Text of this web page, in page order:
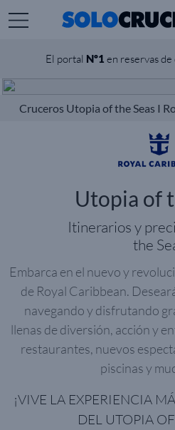
El portal Nº1 en reservas
Cruceros Utopia of the Seas I
Utopia of
Itinerarios y
the
Embarca en el nuevo y
de Royal Caribbean.
navegando y disfrutando
llenas de diversión, acción y
restaurantes, nuevos
piscinas y
¡VIVE LA EXPERIENCIA
DEL UTOPIA